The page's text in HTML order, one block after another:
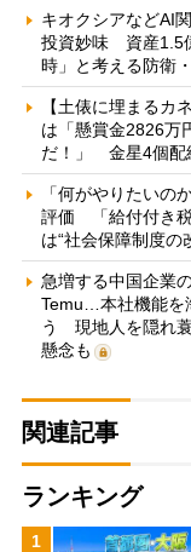
キオクシアなどAI
投資妙味 資産1.5
時」と考える防衛
【土俵に埋まるカ
は「懸賞金2826万
だ！」 金星4個配
「何がやりたいの
評価 「給付付き
は“社会保障制度の
急増する中国企業
Temu…本社機能を
う 現地人を隠れ
懸念も
関連記事
ランキング
1